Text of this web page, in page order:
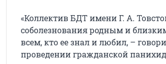
«Коллектив БДТ имени Г. А.
соболезнования родным и
всем, кто ее знал и любил, –
проведении гражданской